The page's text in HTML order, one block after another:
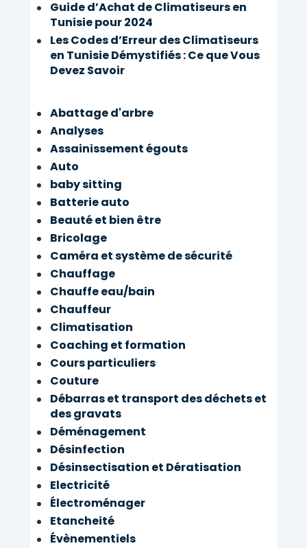
Guide d’Achat de Climatiseurs en
Tunisie pour 2024
Les Codes d’Erreur des Climatiseurs
en Tunisie Démystifiés : Ce que Vous
Devez Savoir
Abattage d'arbre
Analyses
Assainissement égouts
Auto
baby sitting
Batterie auto
Beauté et bien être
Bricolage
Caméra et système de sécurité
Chauffage
Chauffe eau/bain
Chauffeur
Climatisation
Coaching et formation
Cours particuliers
Couture
Débarras et transport des déchets et
des gravats
Déménagement
Désinfection
Désinsectisation et Dératisation
Electricité
Électroménager
Etancheité
Évènementiels